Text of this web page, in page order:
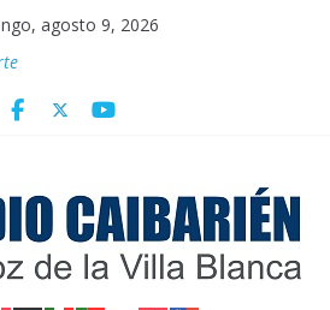
agosto 9, 2026
3 años consecutivos
Gobierno Provincial de Villa Clara